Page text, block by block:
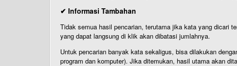
✔ Informasi Tambahan
Tidak semua hasil pencarian, terutama jika kata yang dicari
yang dapat langsung di klik akan dibatasi jumlahnya.
Untuk pencarian banyak kata sekaligus, bisa dilakukan
program dan komputer). Jika ditemukan, hasil utama akan